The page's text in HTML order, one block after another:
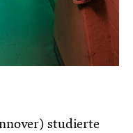
studierte